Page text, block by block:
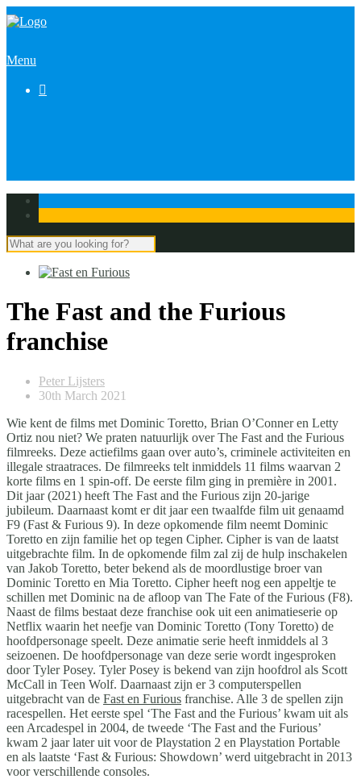
Menu

The Fast and the Furious
franchise
Peter Lijsters
30th March 2021
Wie kent de films met Dominic Toretto, Brian O’Conner en Letty
Ortiz nou niet? We praten natuurlijk over The Fast and the Furious
filmreeks. Deze actiefilms gaan over auto’s, criminele activiteiten en
illegale straatraces. De filmreeks telt inmiddels 11 films waarvan 2
korte films en 1 spin-off. De eerste film ging in première in 2001.
Dit jaar (2021) heeft The Fast and the Furious zijn 20-jarige
jubileum. Daarnaast komt er dit jaar een twaalfde film uit genaamd
F9 (Fast & Furious 9). In deze opkomende film neemt Dominic
Toretto en zijn familie het op tegen Cipher. Cipher is van de laatst
uitgebrachte film. In de opkomende film zal zij de hulp inschakelen
van Jakob Toretto, beter bekend als de moordlustige broer van
Dominic Toretto en Mia Toretto. Cipher heeft nog een appeltje te
schillen met Dominic na de afloop van The Fate of the Furious (F8).
Naast de films bestaat deze franchise ook uit een animatieserie op
Netflix waarin het neefje van Dominic Toretto (Tony Toretto) de
hoofdpersonage speelt. Deze animatie serie heeft inmiddels al 3
seizoenen. De hoofdpersonage van deze serie wordt ingesproken
door Tyler Posey. Tyler Posey is bekend van zijn hoofdrol als Scott
McCall in Teen Wolf. Daarnaast zijn er 3 computerspellen
uitgebracht van de Fast en Furious franchise. Alle 3 de spellen zijn
racespellen. Het eerste spel ‘The Fast and the Furious’ kwam uit als
een Arcadespel in 2004, de tweede ‘The Fast and the Furious’
kwam 2 jaar later uit voor de Playstation 2 en Playstation Portable
en als laatste ‘Fast & Furious: Showdown’ werd uitgebracht in 2013
voor verschillende consoles.